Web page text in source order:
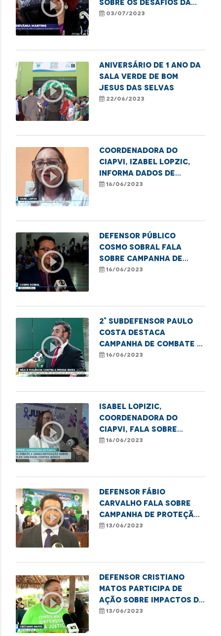
play_circle_outline
sobre os desafios da
população LGBTQIA+
03/07/2023
play_circle_outline
ANIVERSÁRIO DE 1 ANO DA
SALA VERDE DE BOM
JESUS DAS SELVAS
22/06/2023
play_circle_outline
Coordenadora do
CIAPVI, Izabel Lopzic,
informa dados de
violência contra
16/06/2023
play_circle_outline
Defensor público
Cosmo Sobral fala
sobre Campanha de
Combate à Violência
16/06/2023
play_circle_outline
2° Subdefensor Paulo
Costa destaca
campanha de combate à
violência contra a
16/06/2023
play_circle_outline
Isabel Lopizic,
coordenadora do
CIAPVI, fala sobre
medidas de combate à
16/06/2023
play_circle_outline
Defensor Fábio
Carvalho fala sobre
campanha de proteção
à infância e combate ao
13/06/2023
play_circle_outline
Defensor Cristiano
Matos participa de
ação sobre impactos do
lixo nas praias do
13/06/2023